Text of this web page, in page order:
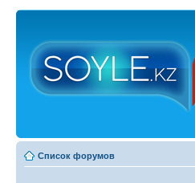
Список форумов